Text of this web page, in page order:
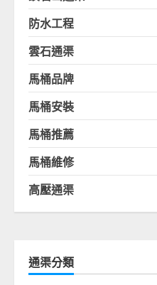
防水工程
雲石通渠
馬桶品牌
馬桶安裝
馬桶推薦
馬桶維修
高壓通渠
通渠分類